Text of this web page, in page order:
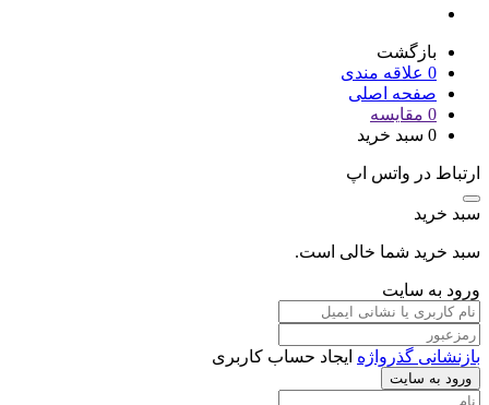
بازگشت
0 علاقه مندی
صفحه اصلی
0 مقایسه
0 سبد خرید
ارتباط در واتس اپ
سبد خرید
سبد خرید شما خالی است.
ورود به سایت
بازنشانی گذرواژه ایجاد حساب کاربری
ورود به سایت